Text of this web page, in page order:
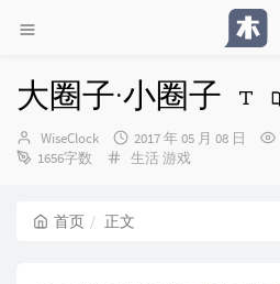
大圈子·小圈子
博
主：
WiseClock
发
布
2017 年 05 月 08 日
1656字数
分
生活 游戏
首页 正文